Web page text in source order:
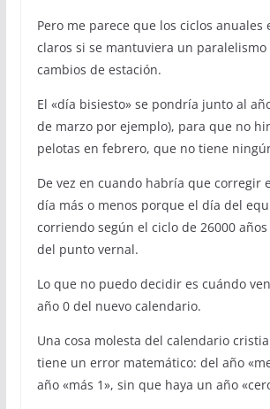
Pero me parece que los ciclos anuales
claros si se mantuviera un paralelismo
cambios de estación.
El «día bisiesto» se pondría junto al
de marzo por ejemplo), para que no
pelotas en febrero, que no tiene
De vez en cuando habría que corregir
día más o menos porque el día del
corriendo según el ciclo de 26000
del punto vernal.
Lo que no puedo decidir es cuándo
año 0 del nuevo calendario.
Una cosa molesta del calendario
tiene un error matemático: del año
año «más 1», sin que haya un año